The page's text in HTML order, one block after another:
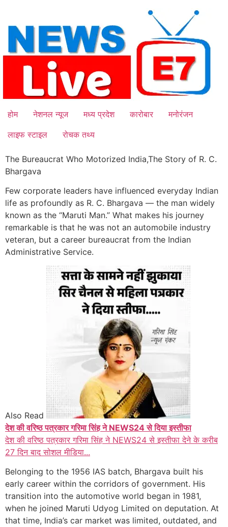
content
होम नेशनल न्यूज मध्य प्रदेश कारोबार
मनोरंजन
लाइफ स्टाइल
रोचक तथ्य
The Bureaucrat Who Motorized India,The Story of R. C.
Bhargava
Few corporate leaders have influenced everyday Indian
life as profoundly as R. C. Bhargava — the man widely
known as the “Maruti Man.” What makes his journey
remarkable is that he was not an automobile industry
veteran, but a career bureaucrat from the Indian
Administrative Service.
Also Read
देश की वरिष्ठ पत्रकार गरिमा सिंह ने NEWS24 से दिया इस्तीफा
देश की वरिष्ठ पत्रकार गरिमा सिंह ने NEWS24 से इस्तीफा देने के करीब
27 दिन बाद सोशल मीडिया...
Belonging to the 1956 IAS batch, Bhargava built his
early career within the corridors of government. His
transition into the automotive world began in 1981,
when he joined Maruti Udyog Limited on deputation. At
that time, India’s car market was limited, outdated, and